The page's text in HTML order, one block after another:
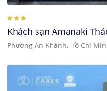
Khách sạn Amanaki
Phường An Khánh, Hồ Chí